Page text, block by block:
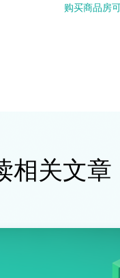
购买商品房
相关文章